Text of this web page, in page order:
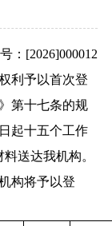
：[2026]000012
利予以首次登
第十七条的规
起十五个工作
送达我机构。
构将予以登